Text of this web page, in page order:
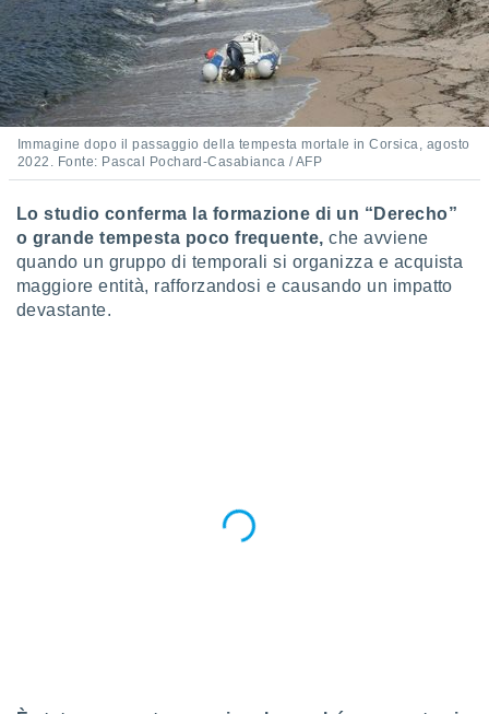
Immagine dopo il passaggio della tempesta mortale in Corsica, agosto
2022. Fonte: Pascal Pochard-Casabianca / AFP
Lo studio conferma la formazione di un “Derecho”
o grande tempesta poco frequente, che avviene
quando un gruppo di temporali si organizza e acquista
maggiore entità, rafforzandosi e causando un impatto
devastante.